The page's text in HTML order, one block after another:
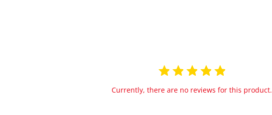
Currently, there are no reviews for this product.